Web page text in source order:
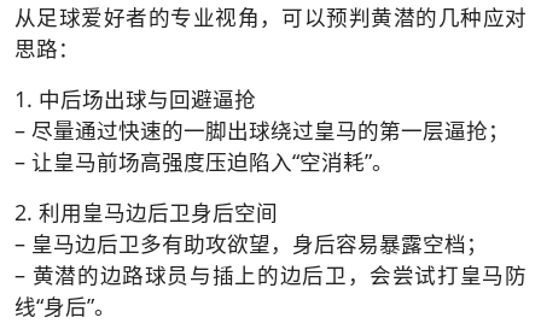
从足球爱好者的专业视角，可以预判黄潜的几种应对
思路：
1. 中后场出球与回避逼抢
– 尽量通过快速的一脚出球绕过皇马的第一层逼抢；
– 让皇马前场高强度压迫陷入“空消耗”。
2. 利用皇马边后卫身后空间
– 皇马边后卫多有助攻欲望，身后容易暴露空档；
– 黄潜的边路球员与插上的边后卫，会尝试打皇马防
线“身后”。